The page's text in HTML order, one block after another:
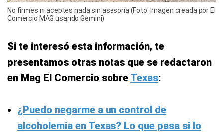
No firmes ni aceptes nada sin asesoría (Foto: Imagen creada por El
Comercio MAG usando Gemini)
Si te interesó esta información, te
presentamos otras notas que se redactaron
en Mag El Comercio sobre Texas:
¿Puedo negarme a un control de
alcoholemia en Texas? Lo que pasa si lo